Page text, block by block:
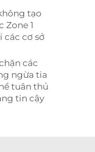
tạo
Zone 1
cơ sở
các
ngừa tia
tuân thủ
tin cậy